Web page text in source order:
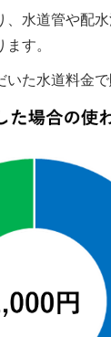
水道管や配
す。
た水道料金で